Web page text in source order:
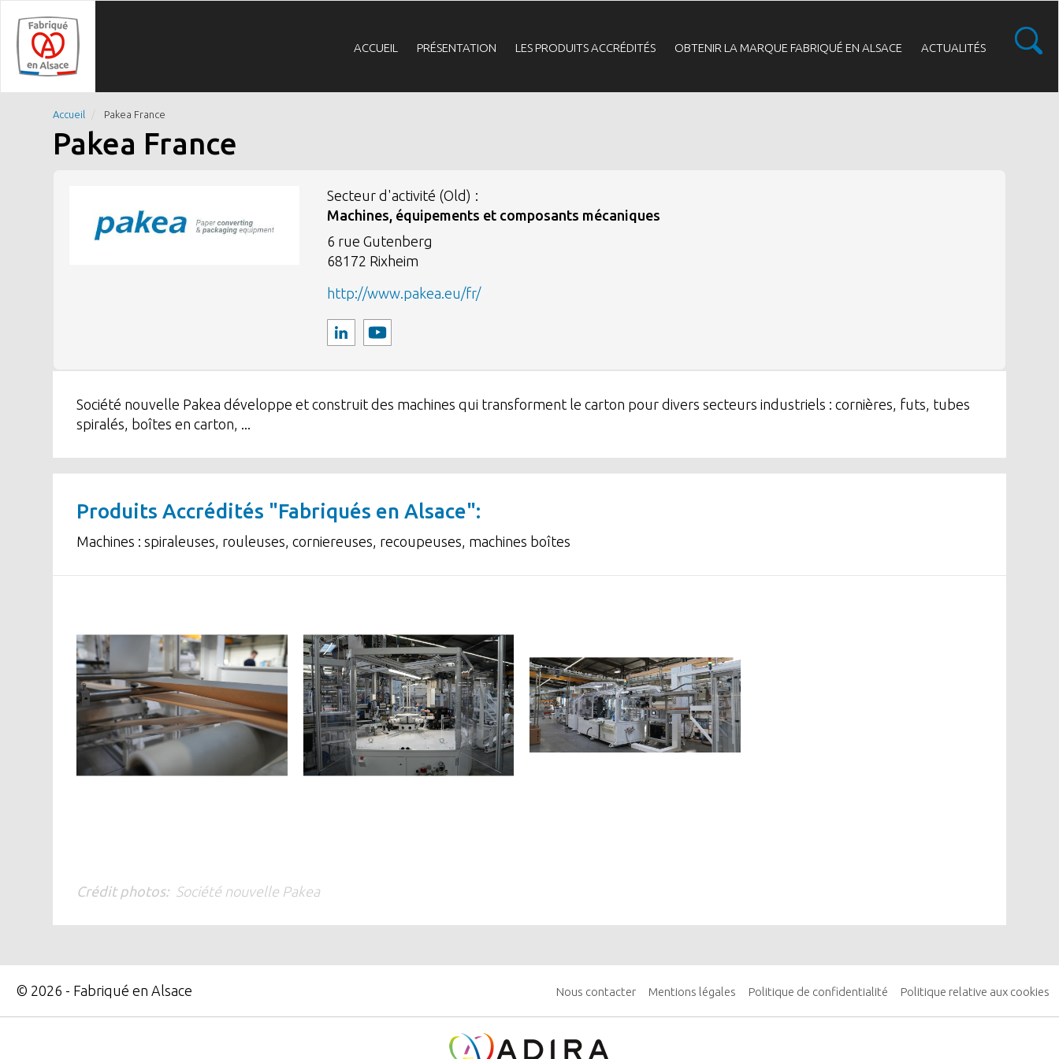
contenu
principal
Navigation
principale
ACCUEIL PRÉSENTATION LES PRODUITS ACCRÉDITÉS OBTENIR LA MARQUE FABRIQUÉ EN ALSACE ACTUALITÉS
Accueil Pakea France
Pakea France
Secteur d'activité (Old)
Machines, équipements et composants mécaniques
6 rue Gutenberg
68172 Rixheim
http://www.pakea.eu/fr/
Société nouvelle Pakea développe et construit des machines qui transforment le carton pour divers secteurs industriels : cornières, futs, tubes
spiralés, boîtes en carton, ...
Produits Accrédités "Fabriqués en Alsace":
Machines : spiraleuses, rouleuses, corniereuses, recoupeuses, machines boîtes
Crédit photos Société nouvelle Pakea
© 2026 - Fabriqué en Alsace
PIED
DE
PAGE
Nous contacter Mentions légales Politique de confidentialité Politique relative aux cookies